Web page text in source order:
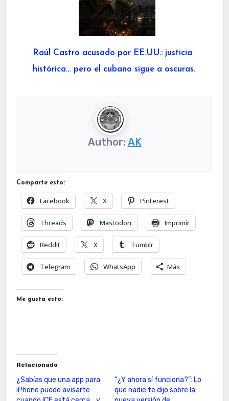
Raúl Castro acusado por EE.UU.: justicia
histórica… pero el cubano sigue a oscuras.
Author: AK
Comparte esto:
Facebook X Pinterest
Threads Mastodon Imprimir
Reddit X Tumblr
Telegram WhatsApp Más
Me gusta esto:
Relacionado
¿Sabías que una app para
iPhone puede avisarte
“¿Y ahora sí funciona?”: Lo
que nadie te dijo sobre la